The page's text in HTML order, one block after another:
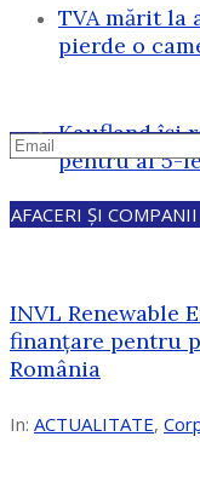
TVA mărit la
pierde o
Kaufland își
pentru al 5-
AFACERI ȘI COMPANII
INVL Renewable
finanțare pentru
România
In: ACTUALITATE,